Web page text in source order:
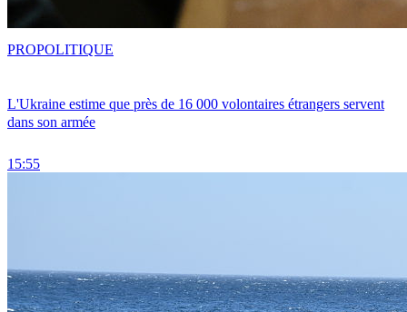
L'Ukraine estime que près de 16 000 volontaires étrangers servent
dans son armée
15:55
PROPOLITIQUE